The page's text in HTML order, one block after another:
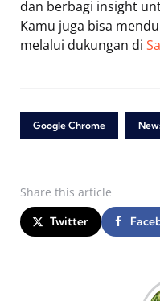
dan berbagi insight
Kamu juga bisa
melalui dukungan di
Google Chrome
Share this article
Twitter